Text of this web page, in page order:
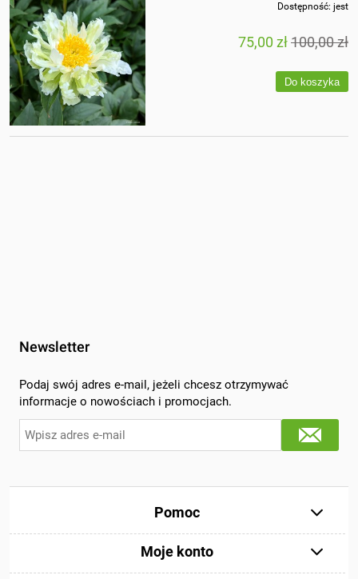
Dostępność: jest
75,00 zł100,00 zł
Do koszyka
Newsletter
Podaj swój adres e-mail, jeżeli chcesz otrzymywać
informacje o nowościach i promocjach.
Pomoc
Moje konto